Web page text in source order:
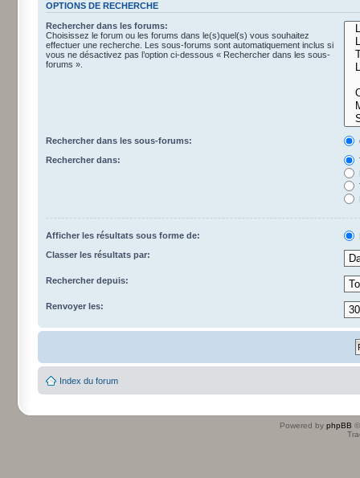
OPTIONS DE RECHERCHE
Rechercher dans les forums:
Choisissez le forum ou les forums dans le(s)quel(s) vous souhaitez
effectuer une recherche. Les sous-forums sont automatiquement inclus si
vous ne désactivez pas l’option ci-dessous « Rechercher dans les sous-
forums ».
Rechercher dans les sous-forums:
Rechercher dans:
Afficher les résultats sous forme de:
Classer les résultats par:
Rechercher depuis:
Renvoyer les:
Index du forum
Powered by phpBB